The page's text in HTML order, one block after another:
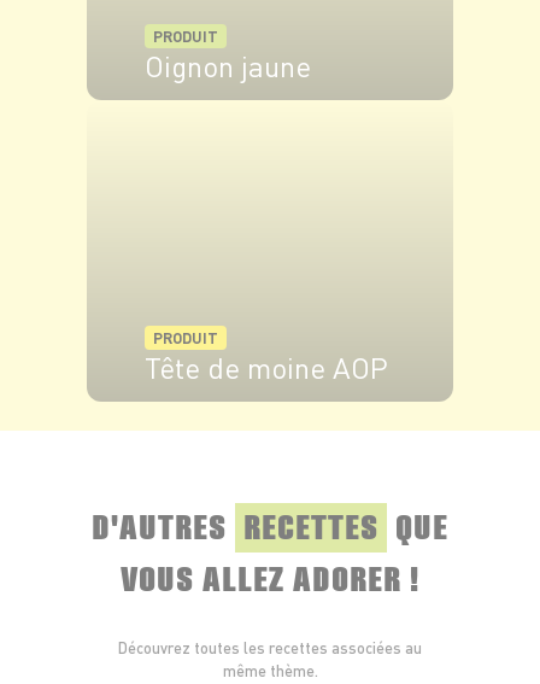
PRODUIT
Oignon jaune
PRODUIT
Tête de moine AOP
D'AUTRES RECETTES QUE
VOUS ALLEZ ADORER !
Découvrez toutes les recettes associées au
même thème.